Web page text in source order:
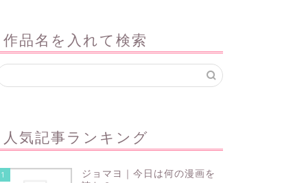
作品名を入れて検索
人気記事ランキング
1
ジョマヨ｜今日は何の漫画を